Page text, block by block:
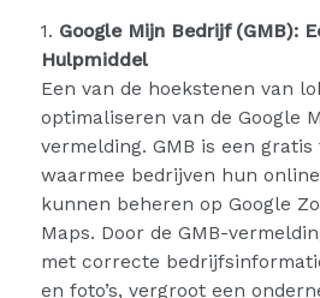
1. Google Mijn Bedrijf (GMB):
Hulpmiddel
Een van de hoekstenen van
optimaliseren van de Google
vermelding. GMB is een gratis
waarmee bedrijven hun
kunnen beheren op Google
Maps. Door de GMB-
met correcte
en foto’s, vergroot een